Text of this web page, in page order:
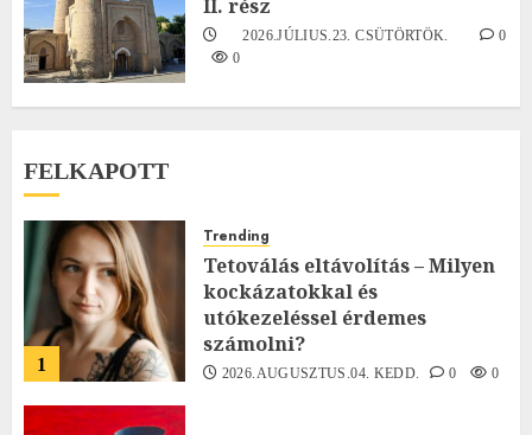
II. rész
2026.JÚLIUS.23. CSÜTÖRTÖK.
0
0
FELKAPOTT
1
Trending
Tetoválás eltávolítás – Milyen
kockázatokkal és
utókezeléssel érdemes
számolni?
2026.AUGUSZTUS.04. KEDD. 0 0